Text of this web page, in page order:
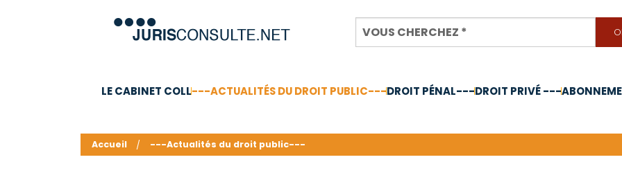
LE CABINET COLL---ACTUALITÉS DU DROIT PUBLIC---DROIT PÉNAL---DROIT PRIVÉ ---
Accueil ---Actualités du droit public---